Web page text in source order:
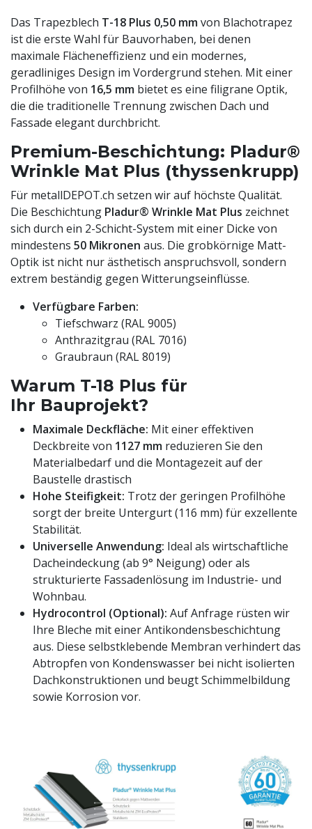
Das Trapezblech T-18 Plus 0,50 mmvon Blachotrapez
ist die erste Wahl für Bauvorhaben, bei denen
maximale Flächeneffizienz und ein modernes,
geradliniges Design im Vordergrund stehen. Mit einer
Profilhöhe von 16,5 mm bietet es eine filigrane Optik,
die die traditionelle Trennung zwischen Dach und
Fassade elegant durchbricht.
Premium-Beschichtung: Pladur®
Wrinkle Mat Plus (thyssenkrupp)
Für metallDEPOT.ch setzen wir auf höchste Qualität.
Die Beschichtung Pladur® Wrinkle Mat Plus zeichnet
sich durch ein 2-Schicht-System mit einer Dicke von
mindestens 50 Mikronen aus. Die grobkörnige Matt-
Optik ist nicht nur ästhetisch anspruchsvoll, sondern
extrem beständig gegen Witterungseinflüsse.
Verfügbare Farben:
Tiefschwarz (RAL 9005)
Anthrazitgrau (RAL 7016)
Graubraun (RAL 8019)
Warum T-18 Plus für
Ihr Bauprojekt?
Maximale Deckfläche: Mit einer effektiven
Deckbreite von 1127 mm reduzieren Sie den
Materialbedarf und die Montagezeit auf der
Baustelle drastisch
Hohe Steifigkeit: Trotz der geringen Profilhöhe
sorgt der breite Untergurt (116 mm) für exzellente
Stabilität.
Universelle Anwendung: Ideal als wirtschaftliche
Dacheindeckung (ab 9° Neigung) oder als
strukturierte Fassadenlösung im Industrie- und
Wohnbau.
Hydrocontrol (Optional): Auf Anfrage rüsten wir
Ihre Bleche mit einer Antikondensbeschichtung
aus. Diese selbstklebende Membran verhindert das
Abtropfen von Kondenswasser bei nicht isolierten
Dachkonstruktionen und beugt Schimmelbildung
sowie Korrosion vor.